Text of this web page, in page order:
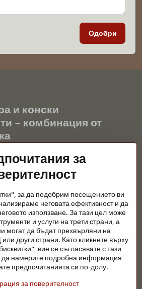
Одобри
и конски
– комбинация от
допълнение към всеки екстериор
за релаксация и живот на водните
филтрацията и редовната
толкова важна е грижата за
от нашия живот.
конски принадлежности,
грижи, за да бъдат здрави, силни
става въпрос за екипировка за
любители на природата, целта е да се
естествения баланс,
за
за да подобрим посещението ви
неговата ефективност и да
използване. За тази цел може
и услуги на трети страни, а
могат да бъдат прехвърляни на
други страни. Като кликнете върху
вие се съгласявате с тази
да намерите подробна информация
предпочитанията си по-долу.
за поверителност